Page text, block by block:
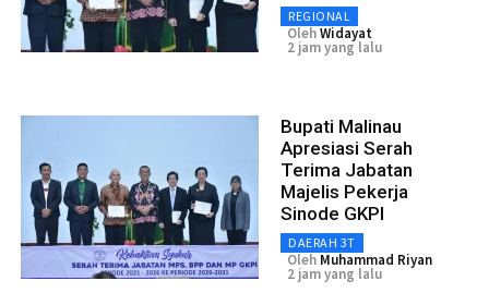
REGIONAL
OlehWidayat
2 jam yang lalu
Bupati Malinau
Apresiasi Serah
Terima Jabatan
Majelis Pekerja
Sinode GKPI
DAERAH 3T
Oleh Muhammad Riyan
2 jam yang lalu